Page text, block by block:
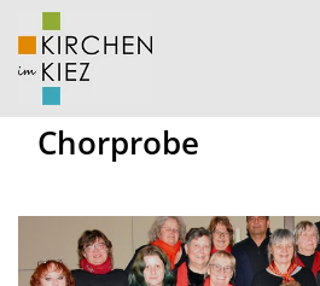
Chorprobe